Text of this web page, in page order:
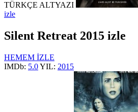
TÜRKÇE ALTYAZI
izle
Silent Retreat 2015 izle
HEMEM İZLE
IMDb: 5.0YIL: 2015